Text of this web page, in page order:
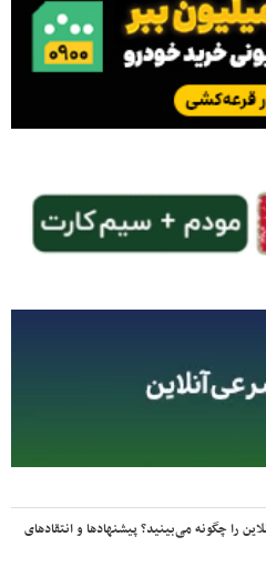
را چگونه می‌بینید؟ پیشنهادها و انتقادهای